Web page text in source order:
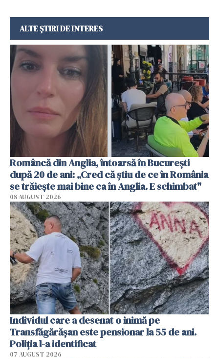
ALTE ȘTIRI DE INTERES
Româncă din Anglia, întoarsă în București
după 20 de ani: „Cred că știu de ce în România
se trăiește mai bine ca în Anglia. E schimbat"
08 AUGUST 2026
Individul care a desenat o inimă pe
Transfăgărășan este pensionar la 55 de ani.
Poliția l-a identificat
07 AUGUST 2026